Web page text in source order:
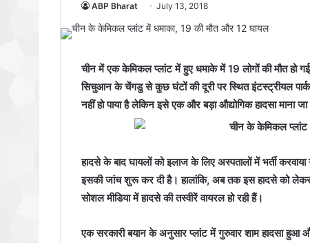
ABP Bharat July 13, 2018
चीन में एक केमिकल प्लांट में हुए धमाके में 19 लोगों की मौत हो गई
सिचुआन के चेंगडु से कुछ घंटों की दूरी पर स्थित इंटस्ट्रीयल
नहीं हो पाया है लेकिन इसे एक और बड़ा औद्योगिक हादसा माना जा
हादसे के बाद घायलों को इलाज के लिए अस्पतालों में भर्ती
इसकी जांच शुरू कर दी है। हालांकि, अब तक इस हादसे को
सोशल मीडिया में हादसे की तस्वीरें वायरल हो रही हैं।
एक सरकारी बयान के अनुसार प्लांट में गुरुवार शाम हादसा